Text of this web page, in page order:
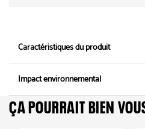
Caractéristiques du produit
Impact environnemental
ÇA POURRAIT BIEN